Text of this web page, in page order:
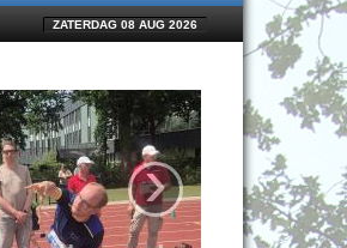
ZATERDAG 08 AUG 2026
›